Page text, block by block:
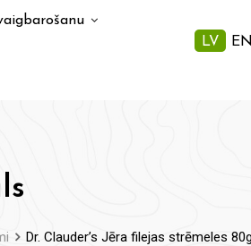
LV EN
Dr. Clauder’s Jēra filejas strēmeles